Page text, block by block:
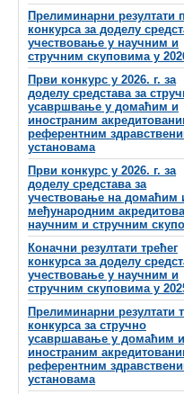
Прелиминарни резултати
конкурса за доделу
учествовање у научним и
стручним скуповима у
Први конкурс у 2026. г. за
доделу средстава за
усавршвање у домаћим и
иностраним
референтним
установама
Први конкурс у 2026. г. за
доделу средстава за
учествовање на домаћим
међународним
научним и стручним
Коначни резултати трећег
конкурса за доделу
учествовање у научним и
стручним скуповима у
Прелиминарни резултати
конкурса за стручно
усавршавање у домаћим и
иностраним
референтним
установама